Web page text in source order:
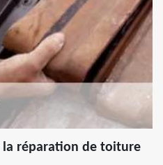
la réparation de toiture